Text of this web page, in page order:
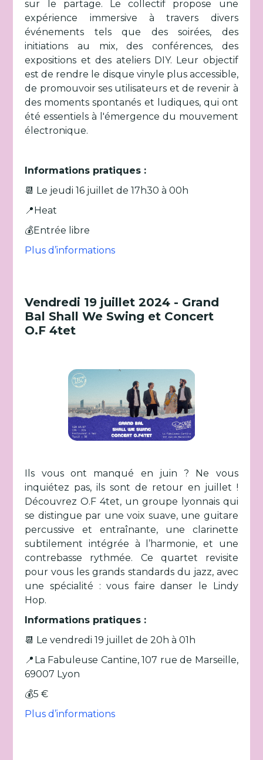
sur le partage. Le collectif propose une
expérience immersive à travers divers
événements tels que des soirées, des
initiations au mix, des conférences, des
expositions et des ateliers DIY. Leur objectif
est de rendre le disque vinyle plus accessible,
de promouvoir ses utilisateurs et de revenir à
des moments spontanés et ludiques, qui ont
été essentiels à l'émergence du mouvement
électronique.
Informations pratiques :
📆 Le jeudi 16 juillet de 17h30 à 00h
📍Heat
💰Entrée libre
Plus d’informations
Vendredi 19 juillet 2024 - Grand
Bal Shall We Swing et Concert
O.F 4tet
Ils vous ont manqué en juin ? Ne vous
inquiétez pas, ils sont de retour en juillet !
Découvrez O.F 4tet, un groupe lyonnais qui
se distingue par une voix suave, une guitare
percussive et entraînante, une clarinette
subtilement intégrée à l’harmonie, et une
contrebasse rythmée. Ce quartet revisite
pour vous les grands standards du jazz, avec
une spécialité : vous faire danser le Lindy
Hop.
Informations pratiques :
📆 Le vendredi 19 juillet de 20h à 01h
📍La Fabuleuse Cantine, 107 rue de Marseille,
69007 Lyon
💰5 €
Plus d’informations